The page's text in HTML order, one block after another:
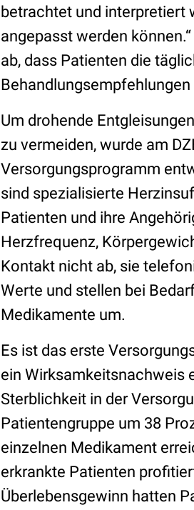
betrachtet und interpretiert
angepasst werden
ab, dass Patienten die
Um drohende
zu vermeiden, wurde am
Versorgungsprogramm
sind spezialisierte
Patienten und ihre
Herzfrequenz,
Kontakt nicht ab, sie
Werte und stellen bei
Medikamente um.
Es ist das erste
ein Wirksamkeitsnachweis
Sterblichkeit in der
Patientengruppe um 38
einzelnen Medikament
erkrankte Patienten
Überlebensgewinn hatten